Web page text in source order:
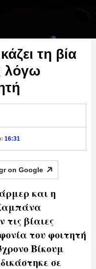
τη βία
λόγω
16:31
on Google
και η
βίαιες
του φοιτητή
Βίκουμ
σε